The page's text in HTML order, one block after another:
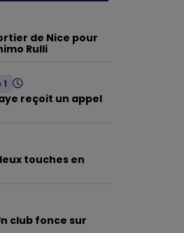
de Nice pour
Rulli
reçoit un appel
touches en
club fonce sur